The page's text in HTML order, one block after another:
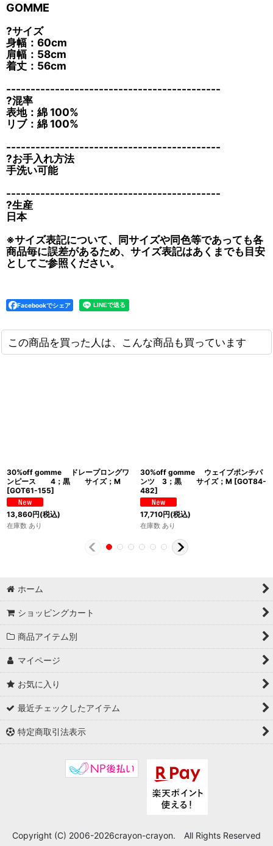
GOMME
?サイズ
身幅：60cm
肩幅：58cm
着丈：56cm
--------------------------------------------
?混率
表地：綿 100%
リブ：綿 100%
--------------------------------------------
?お手入れ方法
手洗い可能
--------------------------------------------
?生産
日本
※サイズ表記について、同サイズや同色等であっても各
商品毎に誤差があるため、サイズ表記はあくまでも目安
としてご参照ください。
Facebookでシェア
この商品を買った人は、こんな商品も買っています
30%off gomme ドレープロングワ
ンピース 4；黒 サイズ；M
[GOT61-155]
13,860円(税込)
在庫数 あり
30%off gomme ウェイブポンチパ
ンツ 3；黒 サイズ；M [GOT84-
482]
17,710円(税込)
在庫数 あり
ホーム
ショッピングカート
商品アイテム別
マイページ
お気に入り
最近チェックしたアイテム
特定商取引法表示
Copyright (C) 2006-2026crayon-crayon. All Rights Reserved